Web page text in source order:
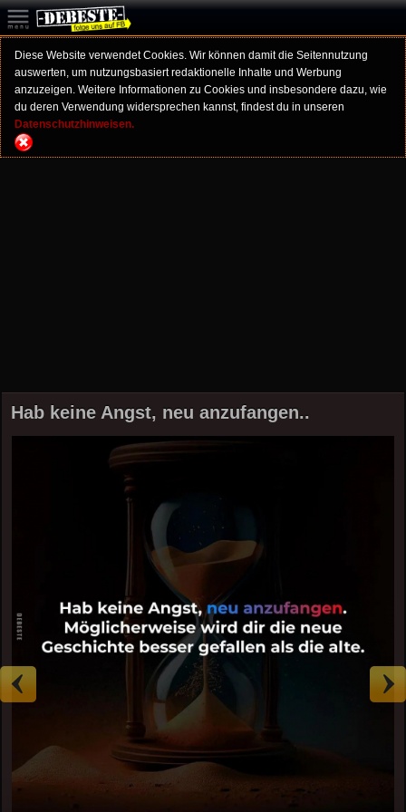
Diese Website verwendet Cookies. Wir können damit die Seitennutzung
auswerten, um nutzungsbasiert redaktionelle Inhalte und Werbung
anzuzeigen. Weitere Informationen zu Cookies und insbesondere dazu, wie
du deren Verwendung widersprechen kannst, findest du in unseren
Datenschutzhinweisen.
Hab keine Angst, neu anzufangen..